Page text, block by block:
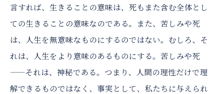
言すれば、生きることの意味は、死もまた含む全体とし
ての生きることの意味なのである。また、苦しみや死
は、人生を無意味なものにするのではない。むしろ、そ
れは、人生をより意味のあるものにする。苦しみや死
——それは、神秘である。つまり、人間の理性だけで理
解できるものではなく、事実として、私たちに与えられ